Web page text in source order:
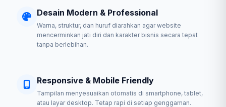
Desain Modern & Professional
Warna, struktur, dan huruf diarahkan agar website
mencerminkan jati diri dan karakter bisnis secara tepat
tanpa berlebihan.
Responsive & Mobile Friendly
Tampilan menyesuaikan otomatis di smartphone, tablet,
atau layar desktop. Tetap rapi di setiap genggaman.